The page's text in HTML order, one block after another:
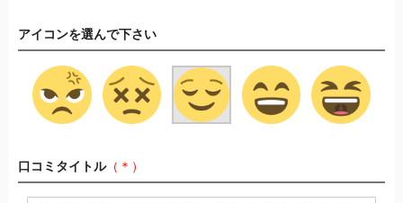
アイコンを選んで下さい
口コミタイトル（＊）